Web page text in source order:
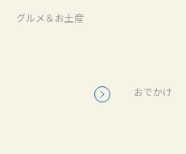
グルメ＆お土産
おでかけ